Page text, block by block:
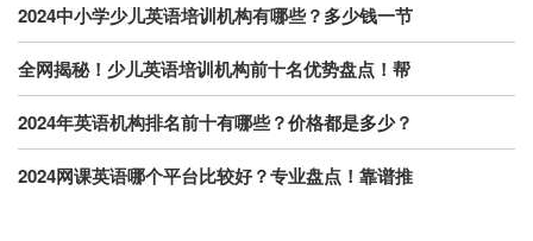
2024中小学少儿英语培训机构有哪些？多少钱一节
全网揭秘！少儿英语培训机构前十名优势盘点！帮
2024年英语机构排名前十有哪些？价格都是多少？
2024网课英语哪个平台比较好？专业盘点！靠谱推